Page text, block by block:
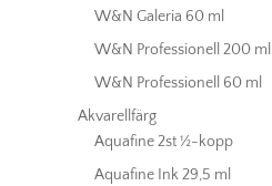
W&N Galeria 60 ml
W&N Professionell 200 ml
W&N Professionell 60 ml
Akvarellfärg
Aquafine 2st ½-kopp
Aquafine Ink 29,5 ml